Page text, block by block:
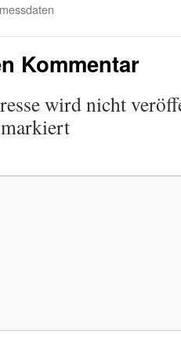
Kommentar
wird nicht
markiert